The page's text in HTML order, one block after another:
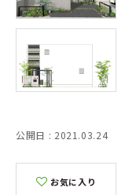
公開日 : 2021.03.24
お気に入り